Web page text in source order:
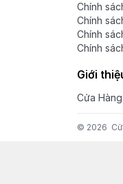
Chính
Chính
Chính
Chính
Giới
Cửa
© 2026